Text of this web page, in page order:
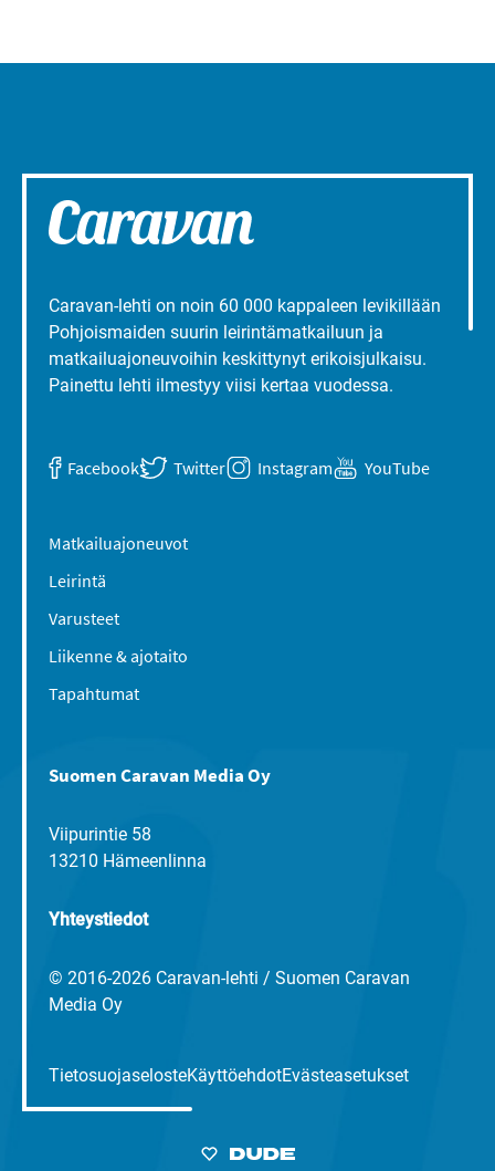
Caravan-lehti on noin 60 000 kappaleen levikillään
Pohjoismaiden suurin leirintämatkailuun ja
matkailuajoneuvoihin keskittynyt erikoisjulkaisu.
Painettu lehti ilmestyy viisi kertaa vuodessa.
Facebook Twitter Instagram YouTube
Matkailuajoneuvot
Leirintä
Varusteet
Liikenne & ajotaito
Tapahtumat
Suomen Caravan Media Oy
Viipurintie 58
13210 Hämeenlinna
Yhteystiedot
© 2016-2026 Caravan-lehti / Suomen Caravan
Media Oy
TietosuojaselosteKäyttöehdotEvästeasetukset